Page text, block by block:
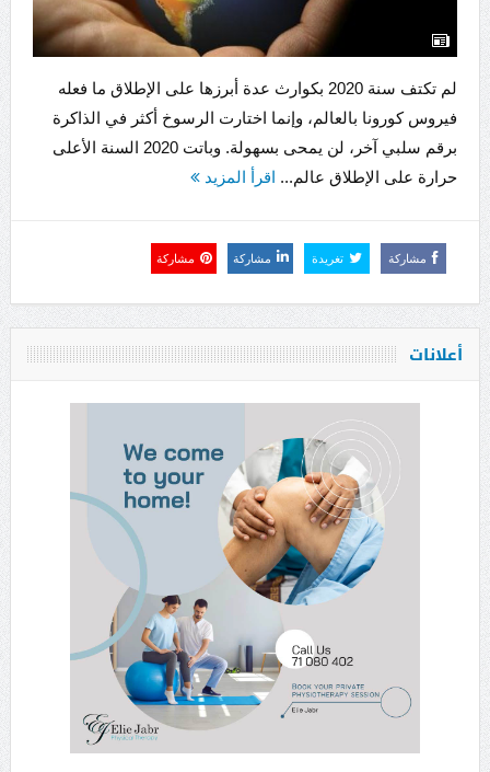
لم تكتف سنة 2020 بكوارث عدة أبرزها على الإطلاق ما فعله
فيروس كورونا بالعالم، وإنما اختارت الرسوخ أكثر في الذاكرة
برقم سلبي آخر، لن يمحى بسهولة. وباتت 2020 السنة الأعلى
حرارة على الإطلاق عالم... اقرأ المزيد
مشاركة تغريدة مشاركة مشاركة
أعلانات